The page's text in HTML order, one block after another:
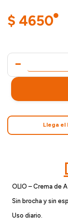
$ 4650
Llega el
OLIO – Crema de
Sin brocha y sin
Uso diario.